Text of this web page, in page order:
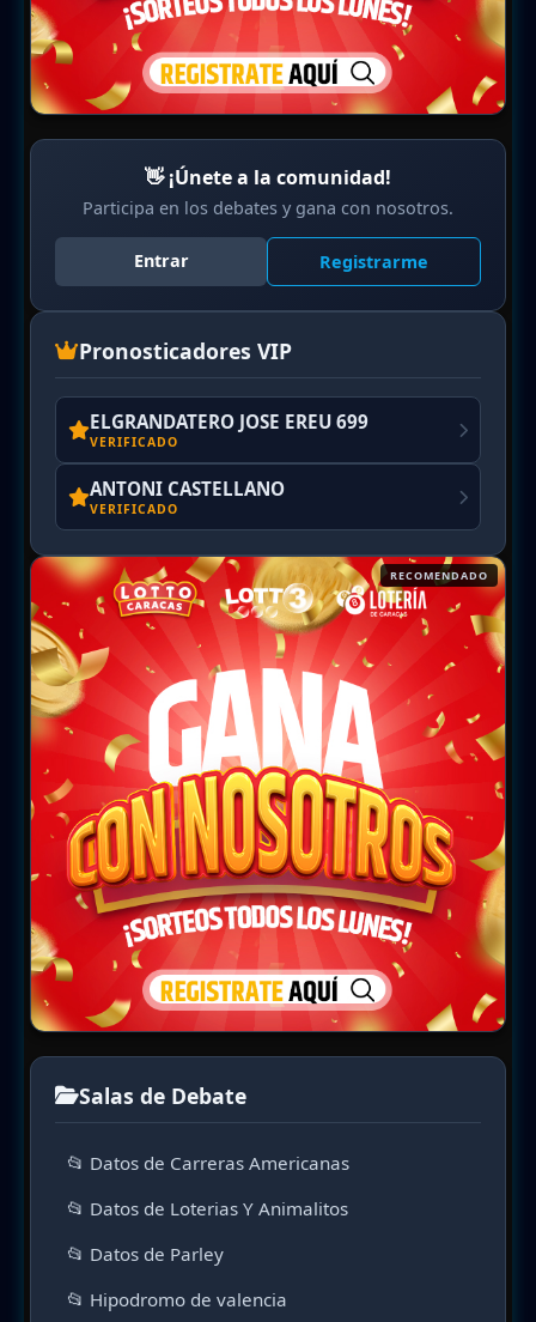
👋 ¡Únete a la comunidad!
Participa en los debates y gana con nosotros.
Entrar Registrarme
Pronosticadores VIP
ELGRANDATERO JOSE EREU 699
VERIFICADO
ANTONI CASTELLANO
VERIFICADO
RECOMENDADO
Salas de Debate
📂 Datos de Carreras Americanas
📂 Datos de Loterias Y Animalitos
📂 Datos de Parley
📂 Hipodromo de valencia